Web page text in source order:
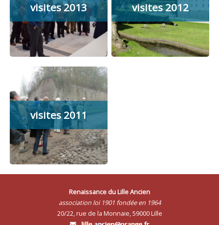
visites 2013 visites 2012
visites 2011
Renaissance du Lille Ancien
association loi 1901 fondée en 1964
20/22, rue de la Monnaie, 59000 Lille